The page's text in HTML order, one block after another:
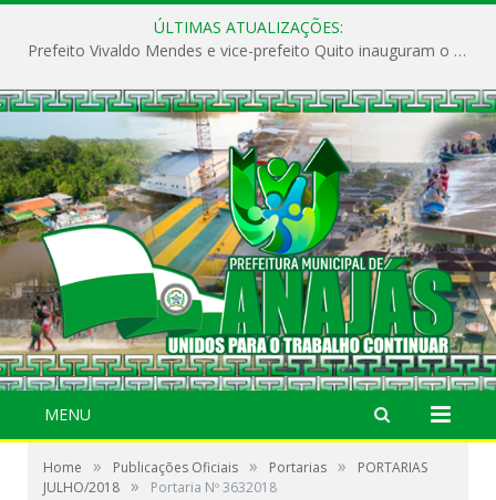
ÚLTIMAS ATUALIZAÇÕES:
Prefeito Vivaldo Mendes e vice-prefeito Quito inauguram o CAPS e fortalecem a saúde pública em Anajás.
MENU
Home » Publicações Oficiais » Portarias »
PORTARIAS
JULHO/2018 » Portaria Nº 3632018